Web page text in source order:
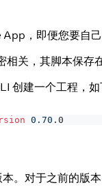
，即便您要自
相关，其脚本保存
创建一个工程，
0.70 .0
。对于之前的版